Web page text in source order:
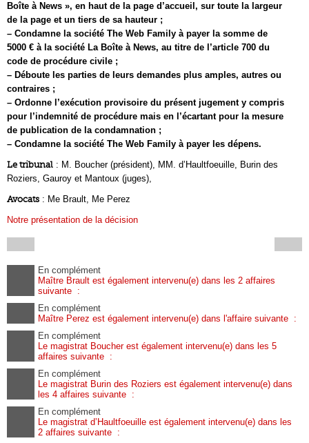
Boîte à News », en haut de la page d’accueil, sur toute la largeur
de la page et un tiers de sa hauteur ;
– Condamne la société The Web Family à payer la somme de
5000 € à la société La Boîte à News, au titre de l’article 700 du
code de procédure civile ;
– Déboute les parties de leurs demandes plus amples, autres ou
contraires ;
– Ordonne l’exécution provisoire du présent jugement y compris
pour l’indemnité de procédure mais en l’écartant pour la mesure
de publication de la condamnation ;
– Condamne la société The Web Family à payer les dépens.
Le tribunal : M. Boucher (président), MM. d’Haultfoeuille, Burin des
Roziers, Gauroy et Mantoux (juges),
Avocats : Me Brault, Me Perez
Notre présentation de la décision
En complément
Maître Brault est également intervenu(e) dans les 2 affaires
suivante :
En complément
Maître Perez est également intervenu(e) dans l'affaire suivante :
En complément
Le magistrat Boucher est également intervenu(e) dans les 5
affaires suivante :
En complément
Le magistrat Burin des Roziers est également intervenu(e) dans
les 4 affaires suivante :
En complément
Le magistrat d’Haultfoeuille est également intervenu(e) dans les
2 affaires suivante :